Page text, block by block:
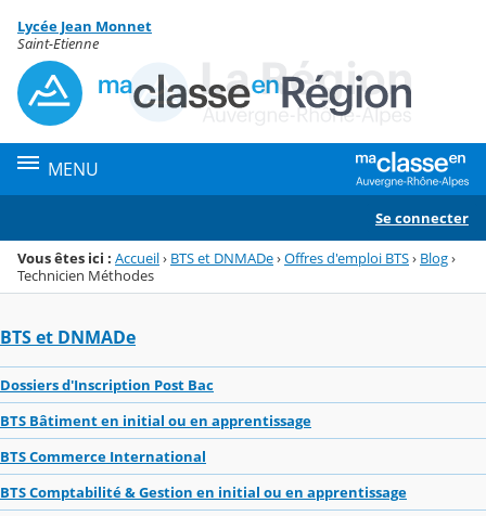
Menu de la rubrique
Contenu
Lycée Jean Monnet
Saint-Etienne
MENU
Se connecter
Vous êtes ici : Accueil› BTS et DNMADe›Offres d'emploi BTS› Blog›
Technicien Méthodes
BTS et DNMADe
Dossiers d'Inscription Post Bac
BTS Bâtiment en initial ou en apprentissage
BTS Commerce International
BTS Comptabilité & Gestion en initial ou en apprentissage